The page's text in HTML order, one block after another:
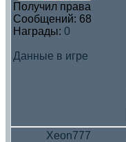
Получил права
Сообщений: 68
Награды: 0
Данные в игре
Xeon777